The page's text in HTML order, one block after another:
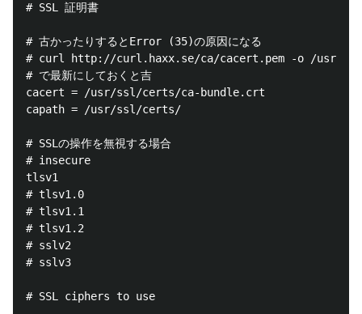
# SSL 証明書
# 古かったりするとError (35)の原因になる
# curl http://curl.haxx.se/ca/cacert.pem -o /usr/
# で最新にしておくと吉
cacert = /usr/ssl/certs/ca-bundle.crt
capath = /usr/ssl/certs/
# SSLの操作を無視する場合
# insecure
tlsv1
# tlsv1.0
# tlsv1.1
# tlsv1.2
# sslv2
# sslv3
# SSL ciphers to use